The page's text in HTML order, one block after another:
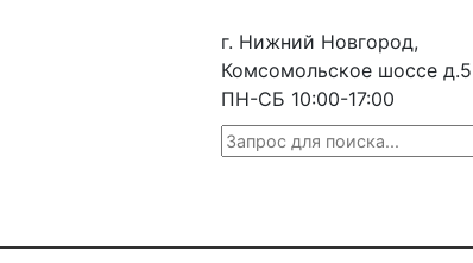
г. Нижний Новгород,
Комсомольское шоссе д.5
ПН-СБ 10:00-17:00